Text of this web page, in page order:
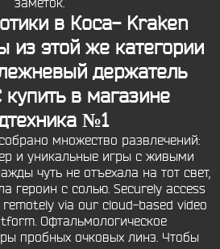
заметок.
в Коса- Kraken
из этой же категории
держатель
в магазине
№1
множество развлечений:
и уникальные игры с живыми
чуть не отъехала на тот свет,
героин с солью. Securely access
via our cloud-based video
Офтальмологическое
пробных очковых линз. Чтобы